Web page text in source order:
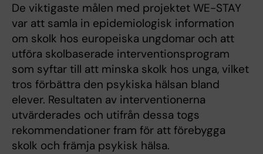
De viktigaste målen med projektet WE-STAY
var att samla in epidemiologisk information
om skolk hos europeiska ungdomar och att
utföra skolbaserade interventionsprogram
som syftar till att minska skolk hos unga, vilket
tros förbättra den psykiska hälsan bland
elever. Resultaten av interventionerna
utvärderades och utifrån dessa togs
rekommendationer fram för att förebygga
skolk och främja psykisk hälsa.